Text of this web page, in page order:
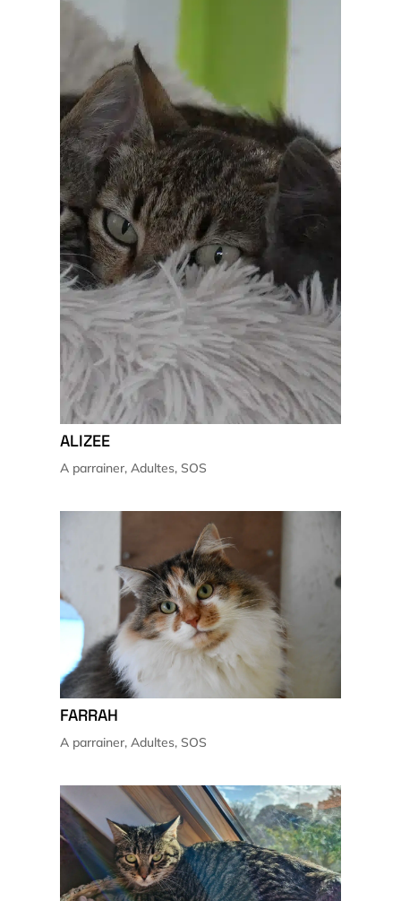
ALIZEE
A parrainer,Adultes, SOS
FARRAH
A parrainer,Adultes, SOS